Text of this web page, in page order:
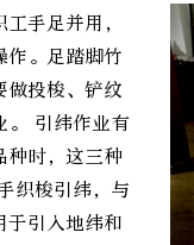
手足并用，
作。足踏脚竹
做投梭、铲纹
。 引纬作业有
种时，这三种
织梭引纬，与
于引入地纬和